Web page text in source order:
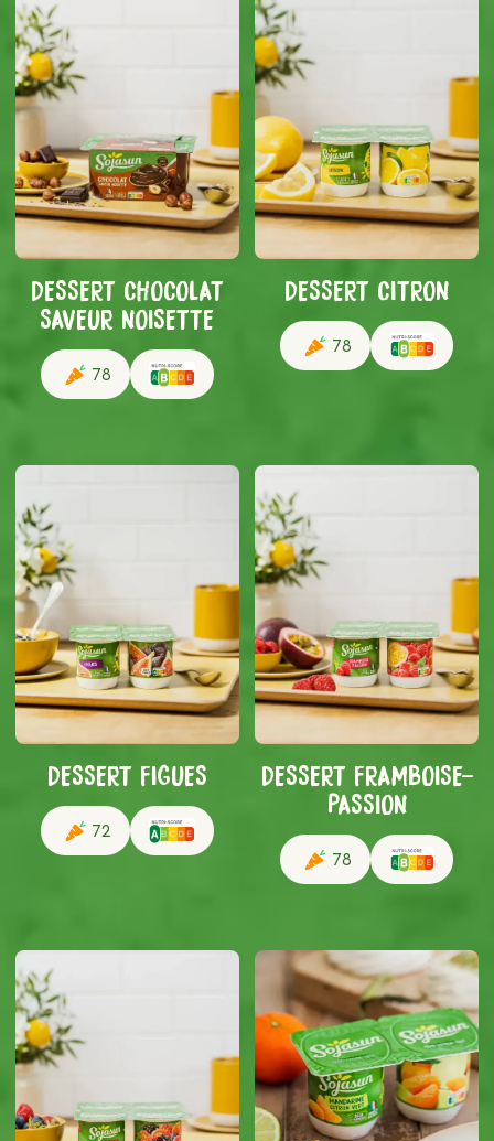
DESSERT CHOCOLAT
SAVEUR NOISETTE
78
DESSERT CITRON
78
DESSERT FIGUES
72
DESSERT FRAMBOISE-
PASSION
78